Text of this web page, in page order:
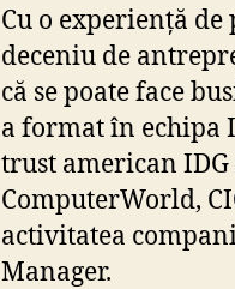
Cu o experiență de
deceniu de
că se poate face
a format în echipa
trust american
ComputerWorld,
activitatea
Manager.